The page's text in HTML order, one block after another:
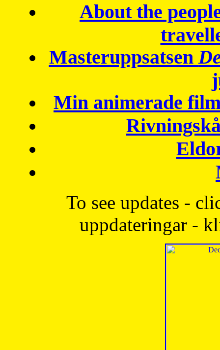
About the
Masteruppsatsen
Min animerade
To see updates -
uppdateringar -